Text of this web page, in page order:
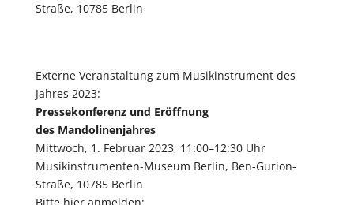
Straße, 10785 Berlin
Externe Veranstaltung zum Musikinstrument des
Jahres 2023:
Pressekonferenz und Eröffnung
des Mandolinenjahres
Mittwoch, 1. Februar 2023, 11:00–12:30 Uhr
Musikinstrumenten-Museum Berlin, Ben-Gurion-
Straße, 10785 Berlin